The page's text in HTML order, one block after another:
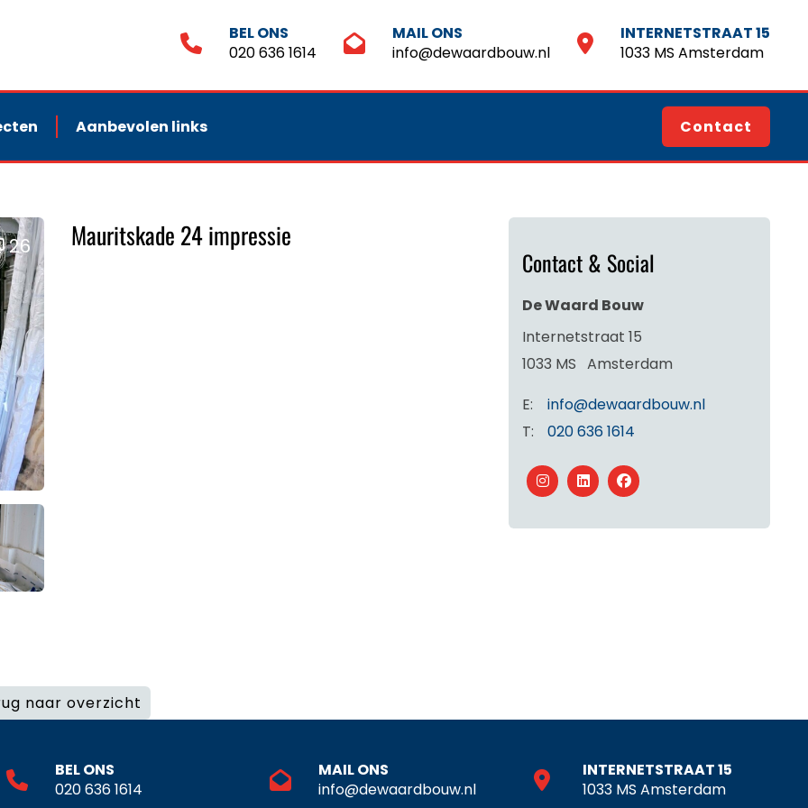
BEL ONS
020 636 1614
MAIL ONS
info@dewaardbouw.nl
INTERNETSTRAAT 15
1033 MS Amsterdam
Aanbevolen links Contact
Mauritskade 24 impressie
26
naar overzicht
Contact & Social
De Waard Bouw
Internetstraat 15
1033 MS Amsterdam
E:
info@dewaardbouw.nl
T:
020 636 1614
BEL ONS
020 636 1614
MAIL ONS
info@dewaardbouw.nl
INTERNETSTRAAT 15
1033 MS Amsterdam